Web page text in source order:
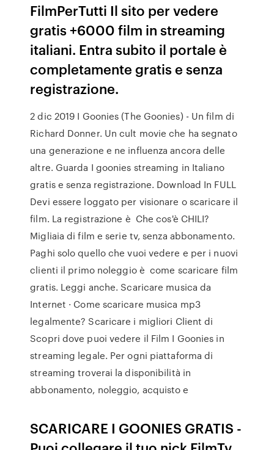
FilmPerTutti Il sito per vedere
gratis +6000 film in streaming
italiani. Entra subito il portale è
completamente gratis e senza
registrazione.
2 dic 2019 I Goonies (The Goonies) - Un film di
Richard Donner. Un cult movie che ha segnato
una generazione e ne influenza ancora delle
altre. Guarda I goonies streaming in Italiano
gratis e senza registrazione. Download In FULL
Devi essere loggato per visionare o scaricare il
film. La registrazione è Che cos'è CHILI?
Migliaia di film e serie tv, senza abbonamento.
Paghi solo quello che vuoi vedere e per i nuovi
clienti il primo noleggio è come scaricare film
gratis. Leggi anche. Scaricare musica da
Internet · Come scaricare musica mp3
legalmente? Scaricare i migliori Client di
Scopri dove puoi vedere il Film I Goonies in
streaming legale. Per ogni piattaforma di
streaming troverai la disponibilità in
abbonamento, noleggio, acquisto e
SCARICARE I GOONIES GRATIS -